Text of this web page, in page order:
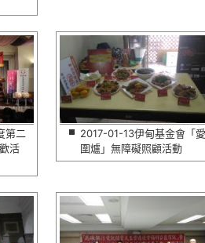
第二
活
2017-01-13伊甸基金會「愛
圍爐」無障礙照顧活動